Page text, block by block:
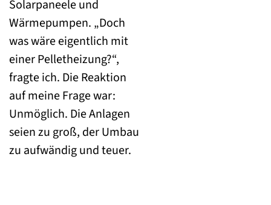
Solarpaneele und
Wärmepumpen. „Doch
was wäre eigentlich mit
einer Pelletheizung?“,
fragte ich. Die Reaktion
auf meine Frage war:
Unmöglich. Die Anlagen
seien zu groß, der Umbau
zu aufwändig und teuer.